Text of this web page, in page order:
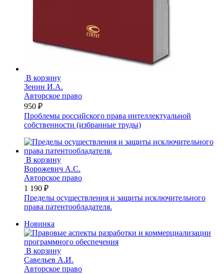
В корзину
Зенин И.А.
Авторское право
950 ₽
Проблемы российского права интеллектуальной
собственности (избранные труды)
В корзину
Ворожевич А.С.
Авторское право
1 190 ₽
Пределы осуществления и защиты исключительного
права патентообладателя.
Новинка
В корзину
Савельев А.И.
Авторское право